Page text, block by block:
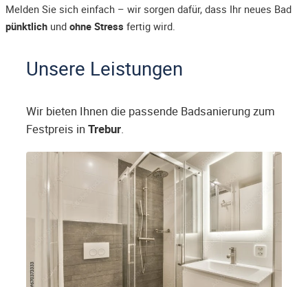
Melden Sie sich einfach – wir sorgen dafür, dass Ihr neues Bad
pünktlich und ohne Stress fertig wird.
Unsere Leistungen
Wir bieten Ihnen die passende Badsanierung zum
Festpreis in Trebur.